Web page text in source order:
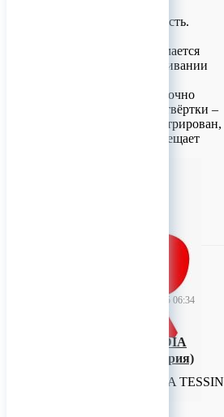
вкручиваются в кость.
Прочность. Не ломается
шляпка при вкручивании
накалывается и прочно
"сидит" на жале отвёртки –
винт надёжно центрирован,
не спадает и не смещает
05 декабря 2025 06:34
Боры алмазные DIA
TESSIN (Швейцария)
Боры алмазные DIA TESSIN